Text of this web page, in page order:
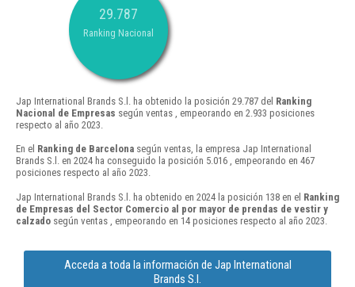
29.787
Ranking Nacional
Jap International Brands S.l. ha obtenido la posición 29.787 del Ranking
Nacional de Empresas según ventas , empeorando en 2.933 posiciones
respecto al año 2023.
En el Ranking de Barcelona según ventas, la empresa Jap International
Brands S.l. en 2024 ha conseguido la posición 5.016 , empeorando en 467
posiciones respecto al año 2023.
Jap International Brands S.l. ha obtenido en 2024 la posición 138 en el Ranking
de Empresas del Sector Comercio al por mayor de prendas de vestir y
calzado según ventas , empeorando en 14 posiciones respecto al año 2023.
Acceda a toda la información de Jap International
Brands S.l.